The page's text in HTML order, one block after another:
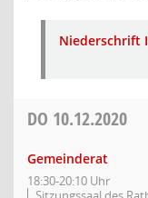
Niederschrift
DO 10.12.2020
Gemeinderat
18:30-20:10 Uhr